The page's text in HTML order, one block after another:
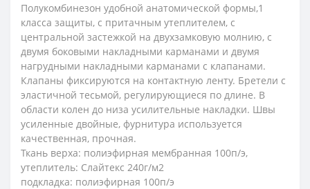
Полукомбинезон удобной анатомической формы,1
класса защиты, с притачным утеплителем, с
центральной застежкой на двухзамковую молнию, с
двумя боковыми накладными карманами и двумя
нагрудными накладными карманами с клапанами.
Клапаны фиксируются на контактную ленту. Бретели с
эластичной тесьмой, регулирующиеся по длине. В
области колен до низа усилительные накладки. Швы
усиленные двойные, фурнитура используется
качественная, прочная.
Ткань верха: полиэфирная мембранная 100п/э,
утеплитель: Слайтекс 240г/м2
подкладка: полиэфирная 100п/э